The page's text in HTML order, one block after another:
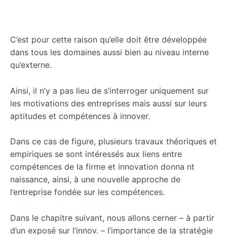
C’est pour cette raison qu’elle doit être développée
dans tous les domaines aussi bien au niveau interne
qu’externe.
Ainsi, il n’y a pas lieu de s’interroger uniquement sur
les motivations des entreprises mais aussi sur leurs
aptitudes et compétences à innover.
Dans ce cas de figure, plusieurs travaux théoriques et
empiriques se sont intéressés aux liens entre
compétences de la firme et innovation donna nt
naissance, ainsi, à une nouvelle approche de
l’entreprise fondée sur les compétences.
Dans le chapitre suivant, nous allons cerner – à partir
d’un exposé sur l’innov. – l’importance de la stratégie